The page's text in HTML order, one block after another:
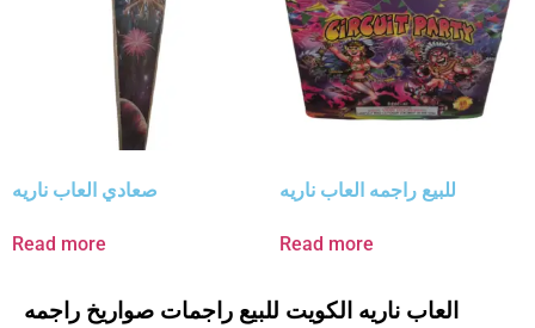
صعادي العاب ناريه
Read more
للبيع راجمه العاب ناريه
Read more
العاب ناريه الكويت للبيع راجمات صواريخ راجمه